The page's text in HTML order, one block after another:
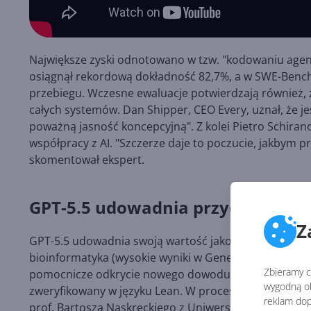
Zbieramy
wygodną
reklam
Największe zyski odnotowano w tzw. "kodowaniu
osiągnął rekordową dokładność 82,7%, a w SWE-
przebiegu. Wczesne ewaluacje potwierdzają
całych systemów. Dan Shipper, CEO Every, uznał,
poważną jasność koncepcyjną". Z kolei Pietro
współpracy z AI. "Szczerze daje to poczucie, jakbym
skomentował ekspert.
GPT-5.5 udowadnia przydatność
GPT-5.5 udowadnia swoją wartość jako
bioinformatyka (wysokie wyniki w GeneBench i
pomocnicze odkrycie nowego dowodu dotyczącego
zweryfikowany w języku Lean. W procesie testowania
prof. Bartosza Naskręckiego z Uniwersytetu im.